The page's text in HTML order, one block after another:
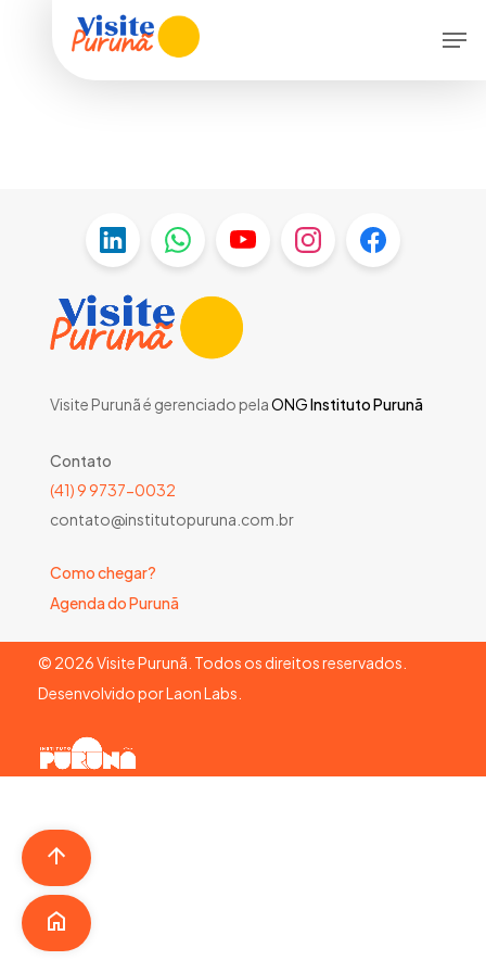
Visite Purunã é gerenciado pelaONGInstituto Purunã
Contato
(41) 9 9737-0032
contato@institutopuruna.com.br
Como chegar?
Agenda do Purunã
© 2026Visite Purunã. Todos os direitos reservados.
Desenvolvido porLaon Labs